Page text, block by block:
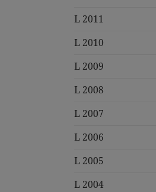
L 2011
L 2010
L 2009
L 2008
L 2007
L 2006
L 2005
L 2004